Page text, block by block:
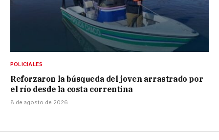
POLICIALES
Reforzaron la búsqueda del joven arrastrado por
el río desde la costa correntina
8 de agosto de 2026